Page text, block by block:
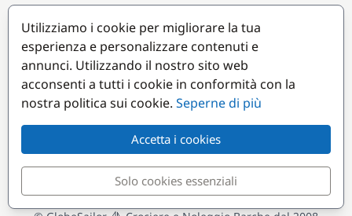
Accesso armatori
Diventare partner
Destinazioni popolari
Utilizziamo i cookie per migliorare la tua
esperienza e personalizzare contenuti e
annunci. Utilizzando il nostro sito web
acconsenti a tutti i cookie in conformità con la
nostra politica sui cookie. Seperne di più
Accetta i cookies
Solo cookies essenziali